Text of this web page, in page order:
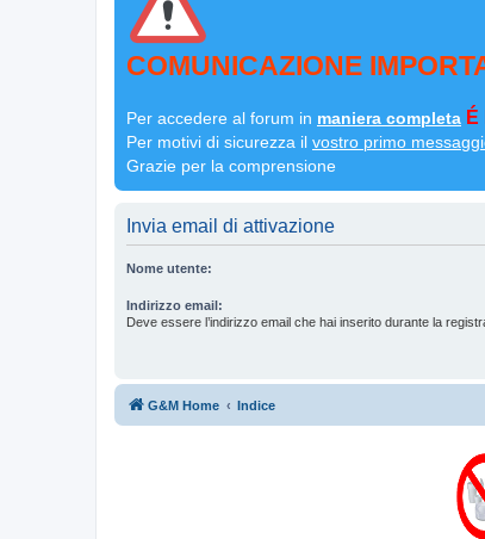
COMUNICAZIONE
Per accedere al forum in maniera completa É
Per motivi di sicurezza il vostro primo
Grazie per la comprensione
Invia email di attivazione
Nome utente:
Indirizzo email:
Deve essere l’indirizzo email che hai inserito durante la
G&M Home Indice